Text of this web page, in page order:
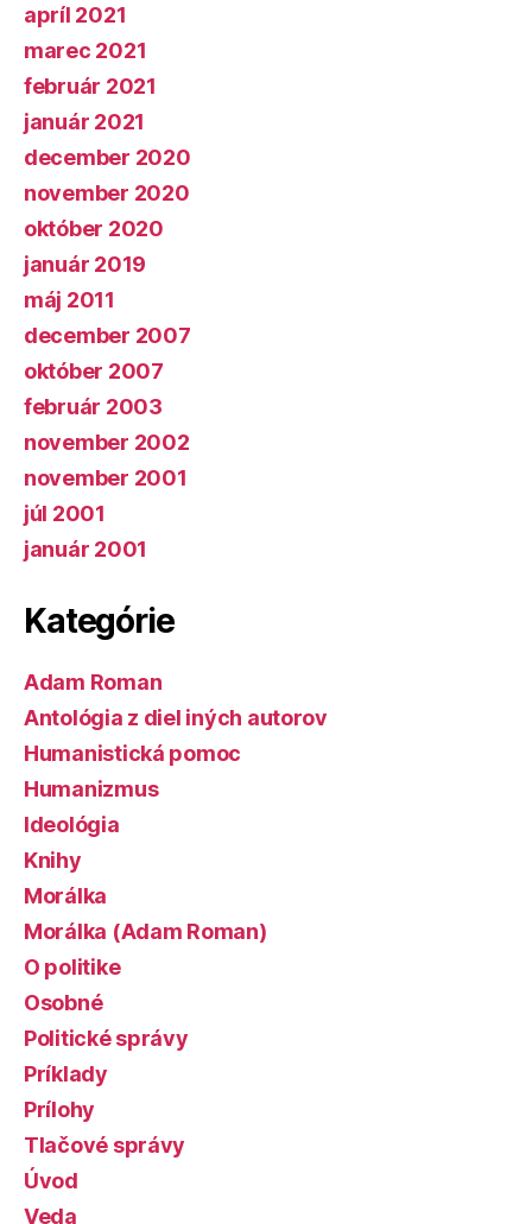
apríl 2021
marec 2021
február 2021
január 2021
december 2020
november 2020
október 2020
január 2019
máj 2011
december 2007
október 2007
február 2003
november 2002
november 2001
júl 2001
január 2001
Kategórie
Adam Roman
Antológia z diel iných autorov
Humanistická pomoc
Humanizmus
Ideológia
Knihy
Morálka
Morálka (Adam Roman)
O politike
Osobné
Politické správy
Príklady
Prílohy
Tlačové správy
Úvod
Veda